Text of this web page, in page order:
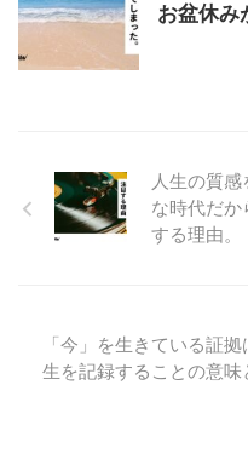
お盆休み
人生の質
な時代だか
する理由。
「今」を生きている証
生を記録することの意味